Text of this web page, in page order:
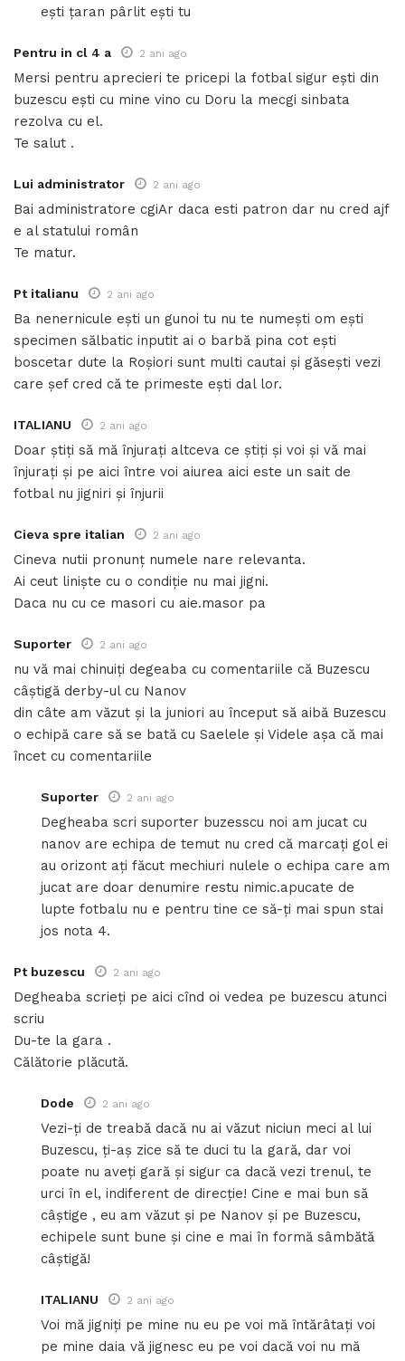
ești țaran pârlit ești tu
Pentru in cl 4 a 2 ani ago
Mersi pentru aprecieri te pricepi la fotbal sigur ești din
buzescu ești cu mine vino cu Doru la mecgi sinbata
rezolva cu el.
Te salut .
Lui administrator 2 ani ago
Bai administratore cgiAr daca esti patron dar nu cred ajf
e al statului român
Te matur.
Pt italianu 2 ani ago
Ba nenernicule ești un gunoi tu nu te numești om ești
specimen sălbatic inputit ai o barbă pina cot ești
boscetar dute la Roșiori sunt multi cautai și găsești vezi
care șef cred că te primeste ești dal lor.
ITALIANU 2 ani ago
Doar știți să mă înjurați altceva ce știți și voi și vă mai
înjurați și pe aici între voi aiurea aici este un sait de
fotbal nu jigniri și înjurii
Cieva spre italian 2 ani ago
Cineva nutii pronunț numele nare relevanta.
Ai ceut liniște cu o condiție nu mai jigni.
Daca nu cu ce masori cu aie.masor pa
Suporter 2 ani ago
nu vă mai chinuiți degeaba cu comentariile că Buzescu
câștigă derby-ul cu Nanov
din câte am văzut și la juniori au început să aibă Buzescu
o echipă care să se bată cu Saelele și Videle așa că mai
încet cu comentariile
Suporter 2 ani ago
Degheaba scri suporter buzesscu noi am jucat cu
nanov are echipa de temut nu cred că marcați gol ei
au orizont ați făcut mechiuri nulele o echipa care am
jucat are doar denumire restu nimic.apucate de
lupte fotbalu nu e pentru tine ce să-ți mai spun stai
jos nota 4.
Pt buzescu 2 ani ago
Degheaba scrieți pe aici cînd oi vedea pe buzescu atunci
scriu
Du-te la gara .
Călătorie plăcută.
Dode 2 ani ago
Vezi-ți de treabă dacă nu ai văzut niciun meci al lui
Buzescu, ți-aș zice să te duci tu la gară, dar voi
poate nu aveți gară și sigur ca dacă vezi trenul, te
urci în el, indiferent de direcție! Cine e mai bun să
câștige , eu am văzut și pe Nanov și pe Buzescu,
echipele sunt bune și cine e mai în formă sâmbătă
câștigă!
ITALIANU 2 ani ago
Voi mă jigniți pe mine nu eu pe voi mă întărâtați voi
pe mine daia vă jignesc eu pe voi dacă voi nu mă